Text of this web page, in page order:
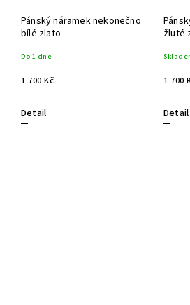
Pánský náramek nekonečno
bílé zlato
Do 1 dne
1 700 Kč
Detail
žluté
1 700
Detail